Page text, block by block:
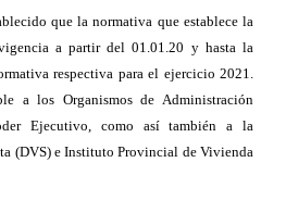
que la normativa que establece la
a partir del 01.01.20 y hasta la
respectiva para el ejercicio 2021.
a los Organismos de Administración
Ejecutivo, como así también a la
(DVS) e Instituto Provincial de Vivienda